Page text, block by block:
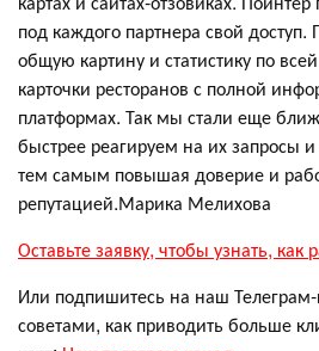
под каждого партнера свой
общую картину и статистику по
карточки ресторанов с полной
платформах. Так мы стали еще
быстрее реагируем на их запросы
тем самым повышая доверие и
репутацией.Марика Мелихова
Оставьте заявку, чтобы узнать, как
Или подпишитесь на наш
советами, как приводить больше